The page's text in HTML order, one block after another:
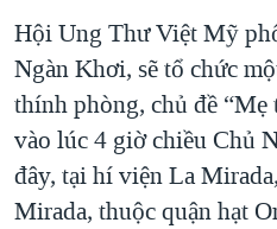
tới
"Tìm"NGƯỜI VIỆT HẢI NGOẠI
ĐỜI SỐNG
KINH TẾ
KHOA HỌC
TẠI
HÀNH TRÌNH BẦU CỬ 2024
MỘT NĂM CHIẾN TRANH TẠI
GIẢI MÃ VÀNH ĐAI & CON
NGÀY TỊ NẠN THẾ GIỚI
HỌC TIẾNG ANH
VIDEO
NGHE
MẠNG XÃ HỘI
Hội Ung Thư Việt Mỹ
Ngàn Khơi, sẽ tổ chức
thính phòng, chủ đề
vào lúc 4 giờ chiều Chủ
đây, tại hí viện La
Mirada, thuộc quận hạt